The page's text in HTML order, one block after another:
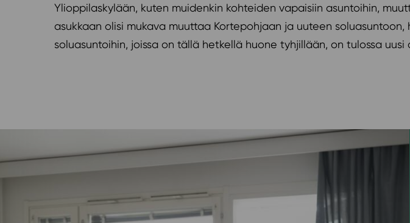
Ylioppilaskylään, kuten muidenkin kohteiden vapaisiin asuntoihin,
asukkaan olisi mukava muuttaa Kortepohjaan ja uuteen
soluasuntoihin, joissa on tällä hetkellä huone tyhjillään, on tulossa uusi